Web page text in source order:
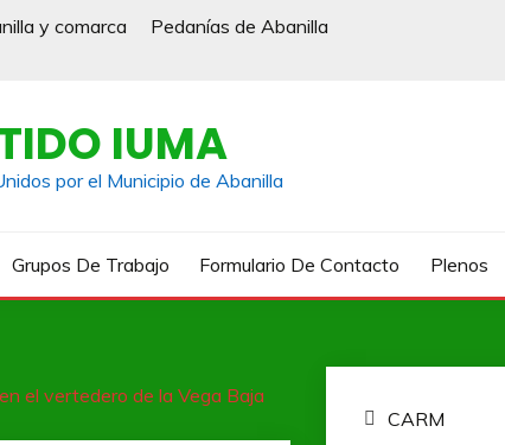
y comarca
Pedanías de Abanilla
IUMA
por el Municipio de Abanilla
Grupos De Trabajo Formulario De Contacto Plenos
el vertedero de la Vega Baja
CARM